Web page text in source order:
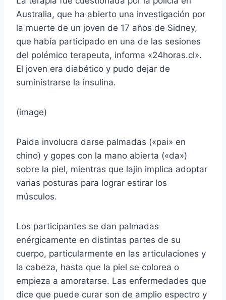
Australia, que ha abierto una investigación por
la muerte de un joven de 17 años de Sidney,
que había participado en una de las sesiones
del polémico terapeuta, informa «24horas.cl».
El joven era diabético y pudo dejar de
suministrarse la insulina.
(image)
Paida involucra darse palmadas («pai» en
chino) y gopes con la mano abierta («da»)
sobre la piel, mientras que lajin implica adoptar
varias posturas para lograr estirar los
músculos.
Los participantes se dan palmadas
enérgicamente en distintas partes de su
cuerpo, particularmente en las articulaciones y
la cabeza, hasta que la piel se colorea o
empieza a amoratarse. Las enfermedades que
dice que puede curar son de amplio espectro y